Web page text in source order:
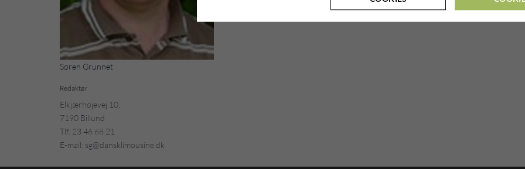
Søren Grunnet
Redaktør
Elkjærhøjevej 10,
7190 Billund
Tlf. 23 46 68 21
E-mail: sg@dansklimousine.dk